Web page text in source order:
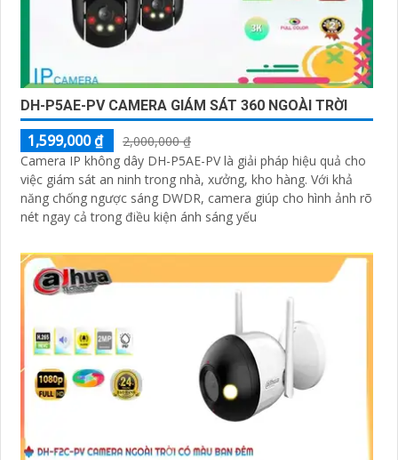
DH-P5AE-PV CAMERA GIÁM SÁT 360 NGOÀI TRỜI
1,599,000 ₫
2,000,000 ₫
Camera IP không dây DH-P5AE-PV là giải pháp hiệu quả cho
việc giám sát an ninh trong nhà, xưởng, kho hàng. Với khả
năng chống ngược sáng DWDR, camera giúp cho hình ảnh rõ
nét ngay cả trong điều kiện ánh sáng yếu